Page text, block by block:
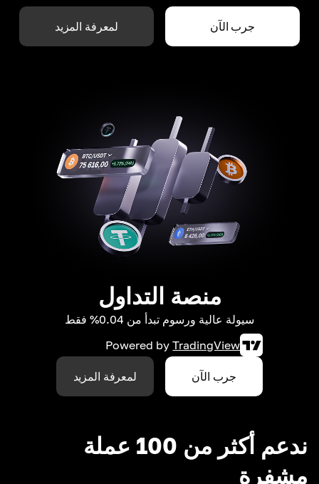
جرب الآن لمعرفة المزيد
منصة التداول
سيولة عالية ورسوم تبدأ من 0.04% فقط
Powered by TradingView
جرب الآن لمعرفة المزيد
ندعم أكثر من 100 عملة
مشفرة